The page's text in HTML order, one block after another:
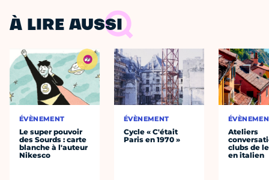
À LIRE AUSSI
ÉVÈNEMENT
Le super pouvoir
des Sourds : carte
blanche à l'auteur
Nikesco
ÉVÈNEMENT
Cycle « C'était
Paris en 1970 »
Ateliers
clubs de
en italien